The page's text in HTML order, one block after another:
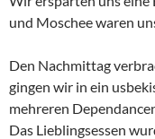
und Moschee waren
Den Nachmittag
gingen wir in ein
mehreren
Das Lieblingsessen